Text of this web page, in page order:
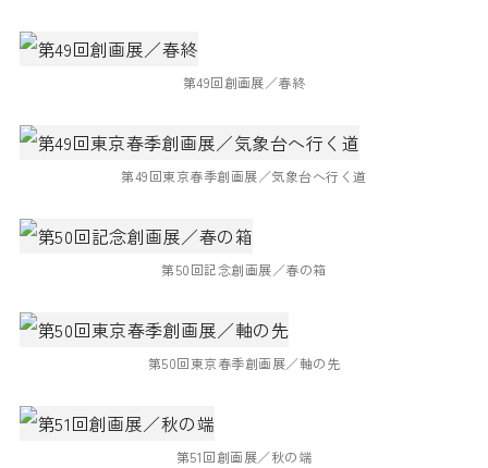
第49回創画展／春終
第49回東京春季創画展／気象台へ行く道
第50回記念創画展／春の箱
第50回東京春季創画展／軸の先
第51回創画展／秋の端